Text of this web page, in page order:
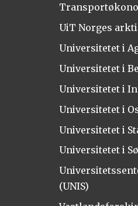
UiT Norges
Universitetet i
Universitetet i
Universitetet i
Universitetet i
Universitetet i
Universitetet i
(UNIS)